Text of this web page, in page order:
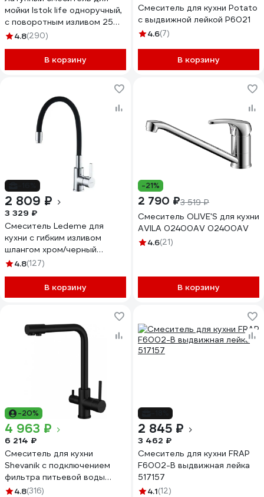
мойки Istok life одноручный,
с поворотным изливом 25
см, картридж 40 мм
4.8(290)
В корзину
Смеситель для кухни Potato
с выдвижной лейкой P6021
4.6(7)
В корзину
2 809 ₽
3 329 ₽
Смеситель Ledeme для
кухни с гибким изливом
шлангом хром/черный
L4898-2
4.8(127)
В корзину
-21%
2 790 ₽3 519 ₽
Смеситель OLIVE'S для кухни
АVILA 0​2400AV 02400AV
4.6(21)
В корзину
-20%
4 963 ₽
6 214 ₽
Смеситель для кухни
Shevanik с подключением
фильтра питьевой воды
S328H
4.8(316)
2 845 ₽
3 462 ₽
Смеситель для кухни FRAP
F6002-B выдвижная лейка
517157
4.1(12)